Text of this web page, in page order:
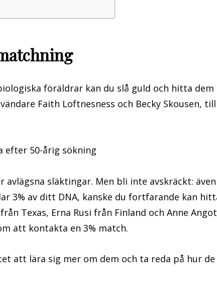
föräldrar kan du slå guld och hitta dem
Faith Loftnesness och Becky Skousen, till
släktingar. Men bli inte avskräckt: även
3% av ditt DNA, kanske du fortfarande kan
Texas, Erna Rusi från Finland och Anne Angot
att kontakta en 3% match.
att lära sig mer om dem och ta reda på hur de